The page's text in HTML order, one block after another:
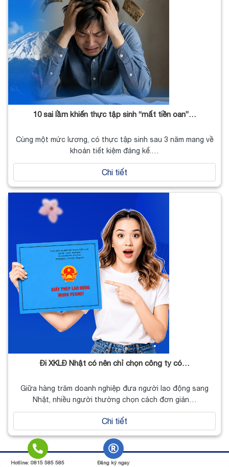
10 sai lầm khiến thực tập sinh “mất tiền oan”…
Cùng một mức lương, có thực tập sinh sau 3 năm mang về
khoản tiết kiệm đáng kể.…
Chi tiết
Đi XKLĐ Nhật có nên chỉ chọn công ty có…
Giữa hàng trăm doanh nghiệp đưa người lao động sang
Nhật, nhiều người thường chọn cách đơn giản…
Chi tiết
Copyright 2026 ©
Hotline: 0815 585 585 Đăng ký ngay